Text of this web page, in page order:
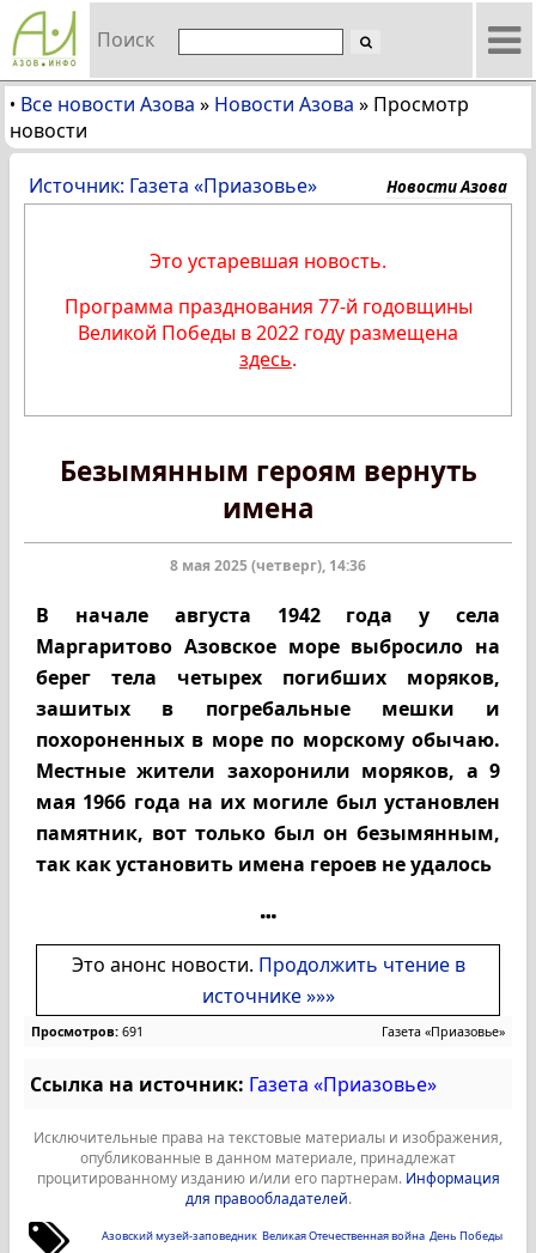
Поиск
• Все новости Азова » Новости Азова » Просмотр
новости
Источник: Газета «Приазовье» Новости Азова
Это устаревшая новость.
Программа празднования 77-й годовщины
Великой Победы в 2022 году размещена
здесь.
Безымянным героям вернуть
имена
8 мая 2025 (четверг), 14:36
В начале августа 1942 года у села
Маргаритово Азовское море выбросило на
берег тела четырех погибших моряков,
зашитых в погребальные мешки и
похороненных в море по морскому обычаю.
Местные жители захоронили моряков, а 9
мая 1966 года на их могиле был установлен
памятник, вот только был он безымянным,
так как установить имена героев не удалось
Это анонс новости. Продолжить чтение в
источнике »»»
Просмотров: 691 Газета «Приазовье»
Ссылка на источник: Газета «Приазовье»
Исключительные права на текстовые материалы и изображения,
опубликованные в данном материале, принадлежат
процитированному изданию и/или его партнерам. Информация
для правообладателей.
Азовский музей-заповедник Великая Отечественная война День Победы